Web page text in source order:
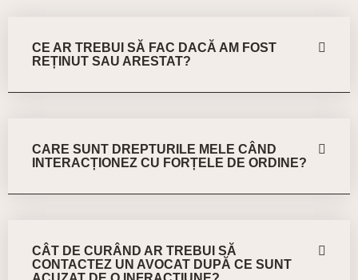
CE AR TREBUI SĂ FAC DACĂ AM FOST
REȚINUT SAU ARESTAT?
CARE SUNT DREPTURILE MELE CÂND
INTERACȚIONEZ CU FORȚELE DE ORDINE?
CÂT DE CURÂND AR TREBUI SĂ
CONTACTEZ UN AVOCAT DUPĂ CE SUNT